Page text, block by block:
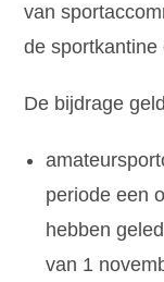
van
de sportkantine
De bijdrage
periode een
hebben
van 1